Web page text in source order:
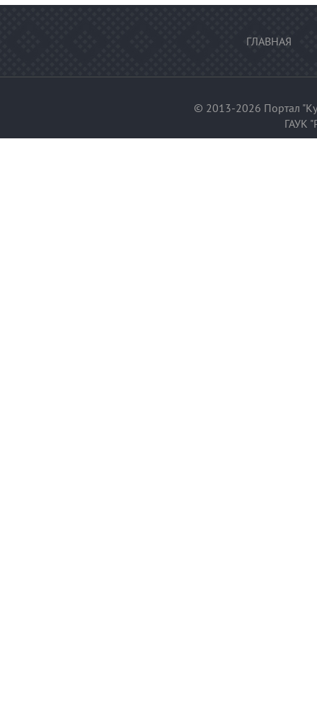
ГЛАВНАЯ
© 2013-2026 Портал
ГАУК